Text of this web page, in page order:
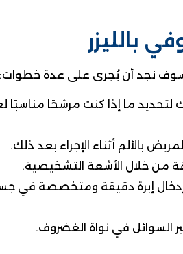
بالليزر
سوف نجد أن يُجرى على عدة خطوات:
ما إذا كنت مرشحًا مناسبًا
بالألم أثناء الإجراء بعد ذلك.
من خلال الأشعة التشخيصية.
بإدخال إبرة دقيقة ومتخصصة في
السوائل في نواة الغضروف.